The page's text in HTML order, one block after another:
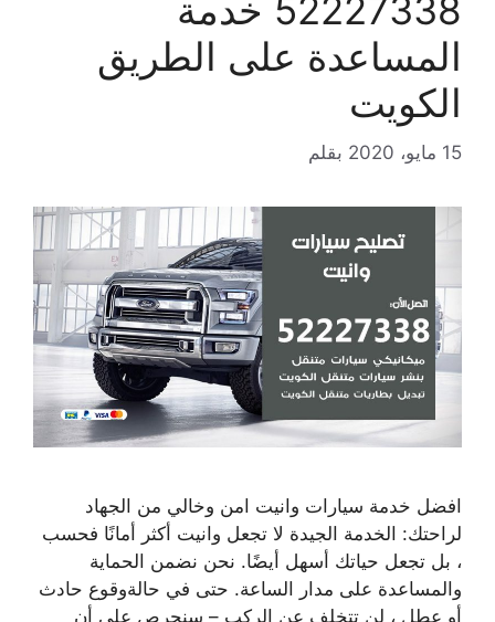
52227338 خدمة
المساعدة على الطريق
الكويت
15 مايو، 2020 بقلم
افضل خدمة سيارات وانيت امن وخالي من الجهاد
لراحتك: الخدمة الجيدة لا تجعل وانيت أكثر أمانًا فحسب
، بل تجعل حياتك أسهل أيضًا. نحن نضمن الحماية
والمساعدة على مدار الساعة. حتى في حالةوقوع حادث
أو عطل ، لن تتخلف عن الركب – سنحرص على أن